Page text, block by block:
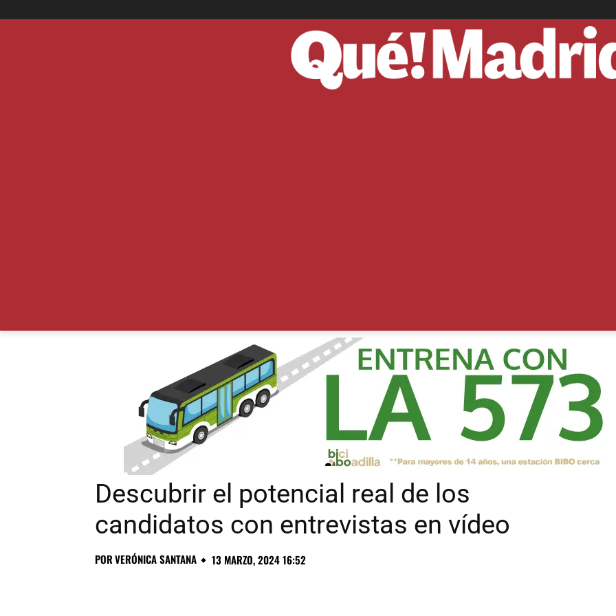
Descubrir el potencial real de los
candidatos con entrevistas en vídeo
PORVERÓNICA SANTANA 13 MARZO, 2024 16:52